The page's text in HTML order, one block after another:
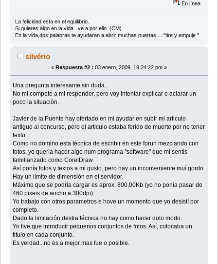
En línea
La felicidad esta en el equilibrio.
Si quieres algo en la vida...ve a por ello. (CM)
En la vida,dos palabras te ayudaran a abrir muchas puertas....."tire y empuje "
silvério
« Respuesta #2 : 03 enero, 2009, 19:24:22 pm »
Una pregunta interesante sin duda.
No mi compete a mi responder, pero voy intentar explicar e aclarar un
poco la situación.
Javier de la Puente hay ofertado en mi ayudar en subir mi articulo
antiguo al concurso, pero el articulo estaba ferido de muerte por no tener
texto.
Como no domino esta técnica de escribir en este forun mezclando con
fotos, yo quería hacer algo num programa "software" que mi sentís
familiarizado como CorelDraw.
Así ponía fotos y textos a mi gusto, pero hay un inconveniente muí gordo.
Hay un limite de dimensión en el servidor.
Máximo que se podría cargar es aprox. 800.00Kb (yo no ponía pasar de
460 pixeis de ancho a 300dpi)
Yo trabajo con otros parametros e hove un momento que yo desistí por
completo.
Dado la limitación destra técnica no hay como hacer doto modo.
Yo tive que introducir pequenos conjuntos de fotos. Así, colocaba un
titulo en cada conjunto.
Es verdad...no es a mejor mas fue o posible.